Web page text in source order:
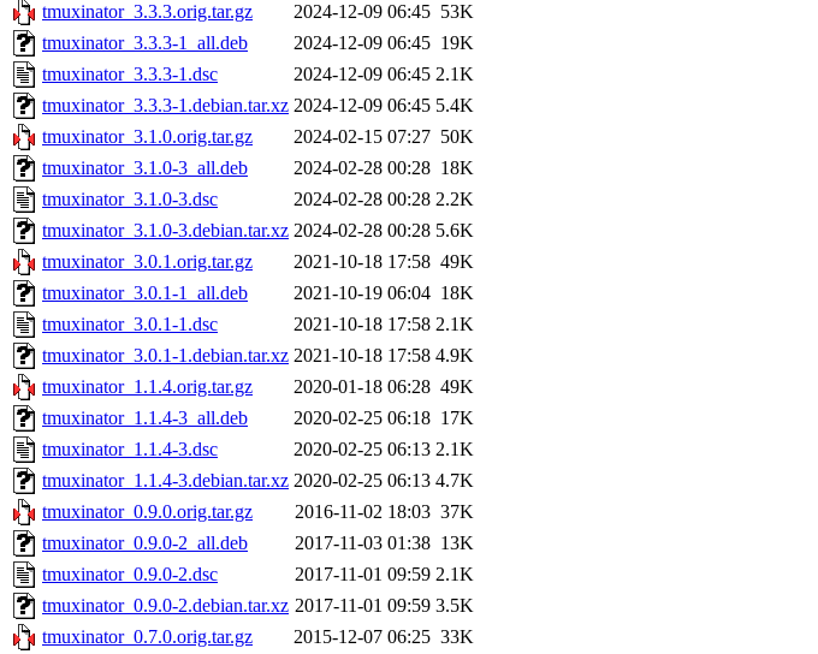
tmuxinator_3.3.3.orig.tar.gz
2024-12-09 06:45 53K
tmuxinator_3.3.3-1_all.deb
2024-12-09 06:45 19K
tmuxinator_3.3.3-1.dsc
2024-12-09 06:45 2.1K
tmuxinator_3.3.3-1.debian.tar.xz 2024-12-09 06:45 5.4K
tmuxinator_3.1.0.orig.tar.gz
2024-02-15 07:27 50K
tmuxinator_3.1.0-3_all.deb
2024-02-28 00:28 18K
tmuxinator_3.1.0-3.dsc
2024-02-28 00:28 2.2K
tmuxinator_3.1.0-3.debian.tar.xz 2024-02-28 00:28 5.6K
tmuxinator_3.0.1.orig.tar.gz
2021-10-18 17:58 49K
tmuxinator_3.0.1-1_all.deb
2021-10-19 06:04 18K
tmuxinator_3.0.1-1.dsc
2021-10-18 17:58 2.1K
tmuxinator_3.0.1-1.debian.tar.xz 2021-10-18 17:58 4.9K
tmuxinator_1.1.4.orig.tar.gz
2020-01-18 06:28 49K
tmuxinator_1.1.4-3_all.deb
2020-02-25 06:18 17K
tmuxinator_1.1.4-3.dsc
2020-02-25 06:13 2.1K
tmuxinator_1.1.4-3.debian.tar.xz 2020-02-25 06:13 4.7K
tmuxinator_0.9.0.orig.tar.gz
2016-11-02 18:03 37K
tmuxinator_0.9.0-2_all.deb
2017-11-03 01:38 13K
tmuxinator_0.9.0-2.dsc
2017-11-01 09:59 2.1K
tmuxinator_0.9.0-2.debian.tar.xz 2017-11-01 09:59 3.5K
tmuxinator_0.7.0.orig.tar.gz
2015-12-07 06:25 33K